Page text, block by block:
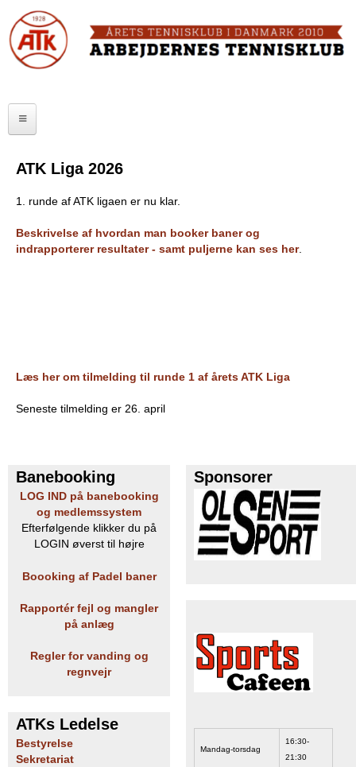
to
main
b
d
e
s
e
b
FORSIDE
ATK HALLEN
MOTIONISTER
PADEL I ATK
ATK Liga 2026
1. runde af ATK ligaen er nu klar.
Beskrivelse af hvordan man booker baner og
indrapporterer resultater - samt puljerne kan ses her.
Læs her om tilmelding til runde 1 af årets ATK Liga
Seneste tilmelding er 26. april
Banebooking
LOG IND på banebooking
og medlemssystem
Efterfølgende klikker du på
LOGIN øverst til højre
Boooking af Padel baner
Rapportér fejl og mangler
på anlæg
Regler for vanding og
regnvejr
ATKs Ledelse
Bestyrelse
Sekretariat
Sponsorer
Mandag-torsdag
16:30-
21:30